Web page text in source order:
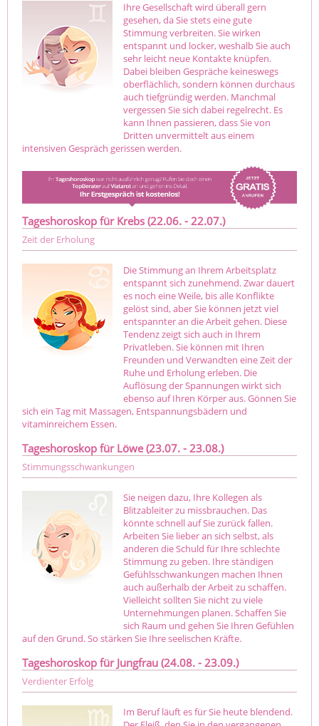
Ihre Gesellschaft wird überall gern
gesehen, da Sie stets eine gute
Stimmung verbreiten. Sie wirken
entspannt und locker, weshalb Sie auch
sehr leicht neue Kontakte knüpfen.
Dabei bleiben Gespräche keineswegs
oberflächlich, sondern können durchaus
auch tiefgründig werden. Manchmal
vergessen Sie sich dabei regelrecht. Es
kann Ihnen passieren, dass Sie von
Dritten unvermittelt aus einem
intensiven Gespräch gerissen werden.
Tageshoroskop für Krebs (22.06. - 22.07.)
Zeit der Erholung
Die Stimmung an Ihrem Arbeitsplatz
entspannt sich zunehmend. Zwar dauert
es noch eine Weile, bis alle Konflikte
gelöst sind, aber Sie können jetzt viel
entspannter an die Arbeit gehen. Diese
Tendenz zeigt sich auch in Ihrem
Privatleben. Sie können mit Ihren
Freunden und Verwandten eine Zeit der
Ruhe und Erholung erleben. Die
Auflösung der Spannungen wirkt sich
ebenso auf Ihren Körper aus. Gönnen Sie
sich ein Tag mit Massagen, Entspannungsbädern und
vitaminreichem Essen.
Tageshoroskop für Löwe (23.07. - 23.08.)
Stimmungsschwankungen
Sie neigen dazu, Ihre Kollegen als
Blitzableiter zu missbrauchen. Das
könnte schnell auf Sie zurück fallen.
Arbeiten Sie lieber an sich selbst, als
anderen die Schuld für Ihre schlechte
Stimmung zu geben. Ihre ständigen
Gefühlsschwankungen machen Ihnen
auch außerhalb der Arbeit zu schaffen.
Vielleicht sollten Sie nicht zu viele
Unternehmungen planen. Schaffen Sie
sich Raum und gehen Sie Ihren Gefühlen
auf den Grund. So stärken Sie Ihre seelischen Kräfte.
Tageshoroskop für Jungfrau (24.08. - 23.09.)
Verdienter Erfolg
Im Beruf läuft es für Sie heute blendend.